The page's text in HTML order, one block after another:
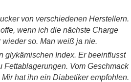
von verschiedenen Herstellern.
wenn ich die nächste Charge
so. Man weiß ja nie.
glykämischen Index. Er beeinflusst
Vom Geschmack
hat ihn ein Diabetiker empfohlen.